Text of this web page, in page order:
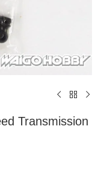
Transmission